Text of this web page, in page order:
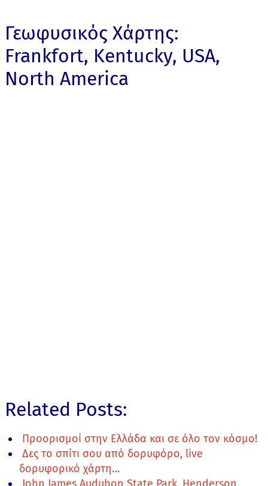
Γεωφυσικός Χάρτης:
Frankfort, Kentucky, USA,
North America
Related Posts:
Προορισμοί στην Ελλάδα και σε όλο τον κόσμο!
Δες το σπίτι σου από δορυφόρο, live
δορυφορικό χάρτη…